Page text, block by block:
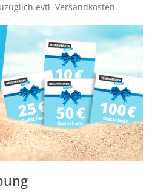
evtl. Versandkosten.